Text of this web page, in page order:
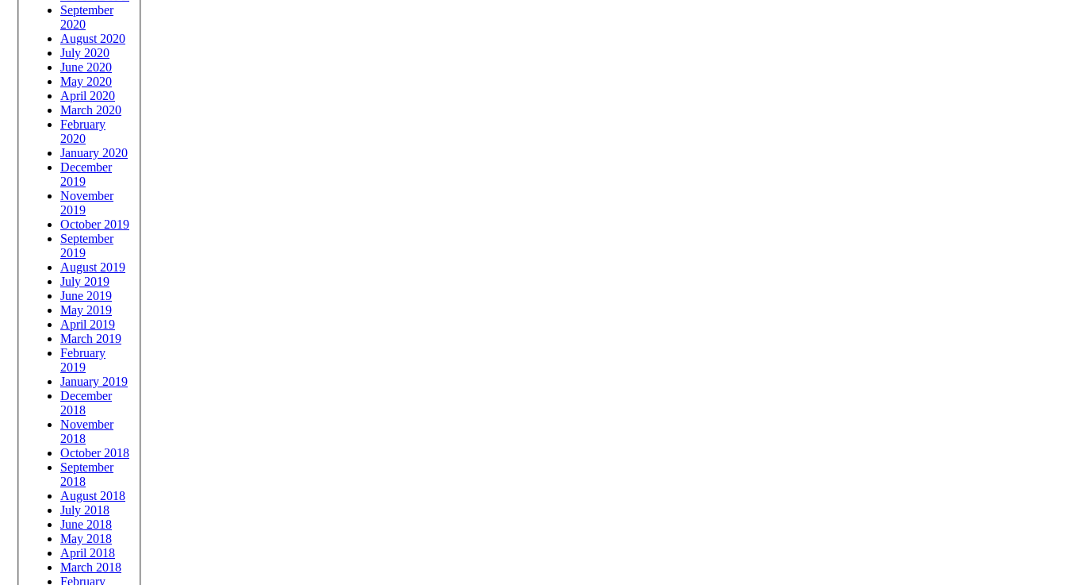
September
2020
August 2020
July 2020
June 2020
May 2020
April 2020
March 2020
February
2020
January 2020
December
2019
November
2019
October 2019
September
2019
August 2019
July 2019
June 2019
May 2019
April 2019
March 2019
February
2019
January 2019
December
2018
November
2018
October 2018
September
2018
August 2018
July 2018
June 2018
May 2018
April 2018
March 2018
February